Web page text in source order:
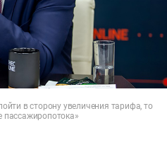
в сторону увеличения тарифа, то